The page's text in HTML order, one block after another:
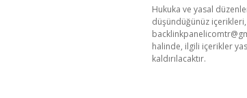
Hukuka ve yasal
düşündüğünüz içerikleri,
halinde, ilgili içerikler
kaldırılacaktır.